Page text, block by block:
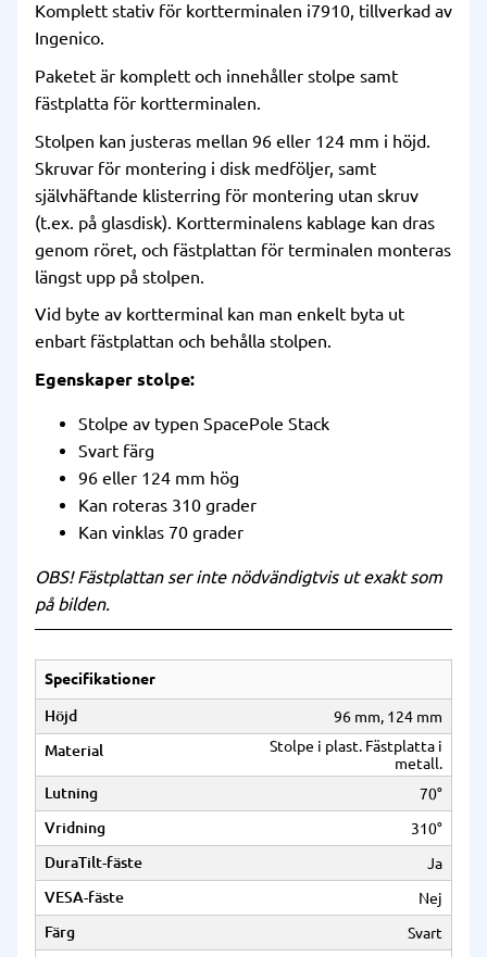
Komplett stativ för kortterminalen i7910, tillverkad av
Ingenico.
Paketet är komplett och innehåller stolpe samt
fästplatta för kortterminalen.
Stolpen kan justeras mellan 96 eller 124 mm i höjd.
Skruvar för montering i disk medföljer, samt
självhäftande klisterring för montering utan skruv
(t.ex. på glasdisk). Kortterminalens kablage kan dras
genom röret, och fästplattan för terminalen monteras
längst upp på stolpen.
Vid byte av kortterminal kan man enkelt byta ut
enbart fästplattan och behålla stolpen.
Egenskaper stolpe:
Stolpe av typen SpacePole Stack
Svart färg
96 eller 124 mm hög
Kan roteras 310 grader
Kan vinklas 70 grader
OBS! Fästplattan ser inte nödvändigtvis ut exakt som
på bilden.
Specifikationer
Höjd
96 mm, 124 mm
Material
Stolpe i plast. Fästplatta i
metall.
Lutning
70°
Vridning
310°
DuraTilt-fäste
Ja
VESA-fäste
Nej
Färg
Svart